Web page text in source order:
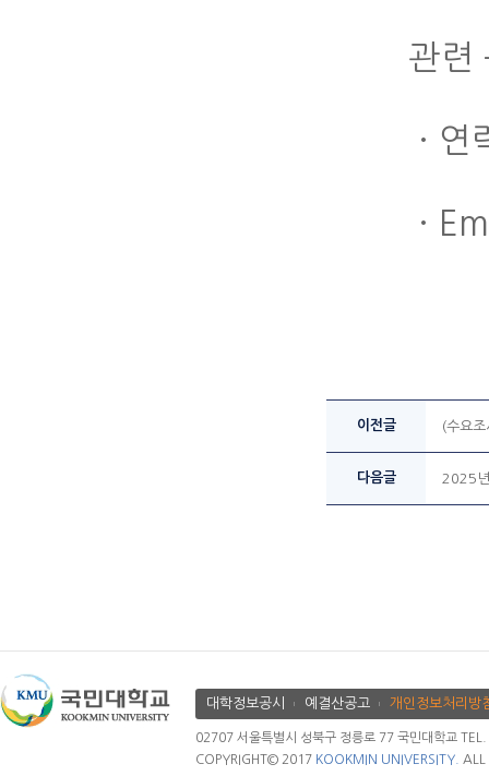
관련
· 연
·
이전글 (수요
다음글 2025년
대학정보공시 예결산공고 개인정보처리방
02707 서울특별시 성북구 정릉로 77 국민대학교
COPYRIGHT© 2017 KOOKMIN UNIVERSITY. ALL